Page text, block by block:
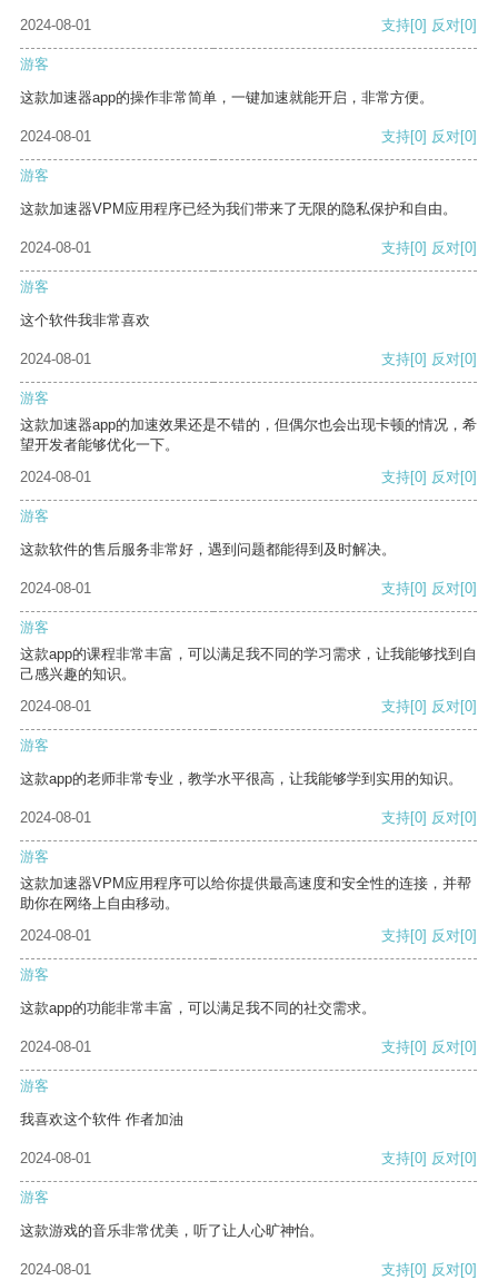
2024-08-01
支持[0] 反对[0]
游客
这款加速器app的操作非常简单，一键加速就能开启，非常方便。
2024-08-01 支持[0] 反对[0]
游客
这款加速器VPM应用程序已经为我们带来了无限的隐私保护和自由。
2024-08-01 支持[0] 反对[0]
游客
这个软件我非常喜欢
2024-08-01 支持[0] 反对[0]
游客
这款加速器app的加速效果还是不错的，但偶尔也会出现卡顿的情况，希
望开发者能够优化一下。
2024-08-01
支持[0] 反对[0]
游客
这款软件的售后服务非常好，遇到问题都能得到及时解决。
2024-08-01 支持[0] 反对[0]
游客
这款app的课程非常丰富，可以满足我不同的学习需求，让我能够找到自
己感兴趣的知识。
2024-08-01
支持[0] 反对[0]
游客
这款app的老师非常专业，教学水平很高，让我能够学到实用的知识。
2024-08-01 支持[0] 反对[0]
游客
这款加速器VPM应用程序可以给你提供最高速度和安全性的连接，并帮
助你在网络上自由移动。
2024-08-01
支持[0] 反对[0]
游客
这款app的功能非常丰富，可以满足我不同的社交需求。
2024-08-01 支持[0] 反对[0]
游客
我喜欢这个软件 作者加油
2024-08-01 支持[0] 反对[0]
游客
这款游戏的音乐非常优美，听了让人心旷神怡。
2024-08-01 支持[0] 反对[0]